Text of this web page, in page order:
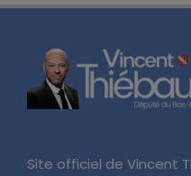
Site officiel de Vincent